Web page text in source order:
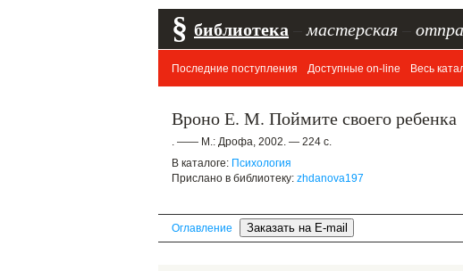
§ библиотека мастерская
Последние поступления Доступные on-line Весь
Вроно Е. М. Поймите своего ребенка
. —— М.: Дрофа, 2002. — 224 с.
В каталоге: Психология
Прислано в библиотеку: zhdanova197
Оглавление